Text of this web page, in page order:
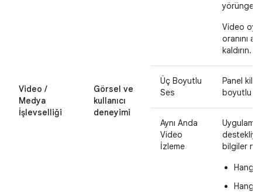
Video /
Medya
İşlevselliği
Görsel ve
kullanıcı
deneyimi
Video
oranını
kaldırın.
Üç Boyutlu
Ses
Panel
boyutlu
Aynı Anda
Video
İzleme
bilgiler
Hangi
Hangi